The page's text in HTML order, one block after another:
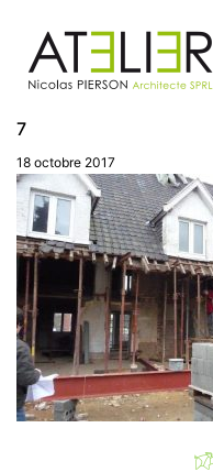
7
18 octobre 2017